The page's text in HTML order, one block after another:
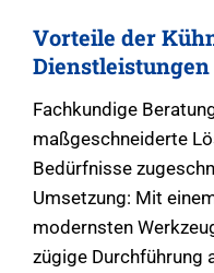
Vorteile der
Dienstleistungen
Fachkundige
maßgeschneiderte
Bedürfnisse
Umsetzung: Mit
modernsten
zügige Durchführung